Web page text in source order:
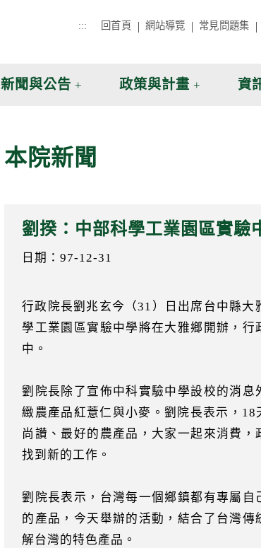
::: 回首頁 網站導覽 常見問題集
新聞與公告 政策與計畫 資
本院新聞
劉揆：中部科學工業園區實驗
日期：97-12-31
行政院長劉兆玄今（31）日出席台中縣
學工業園區實驗中學將在大雅鄉開辦，
中。
劉院長除了宣佈中科實驗中學設校的消
緻農產品紅薏仁與小麥。劉院長表示，
尚讚、最好的農產品，大家一起來消費
找到新的工作。
劉院長表示，台灣每一個鄉鎮都有專屬
的產品，今天舉辦的活動，結合了台灣
解台灣的特色產品。